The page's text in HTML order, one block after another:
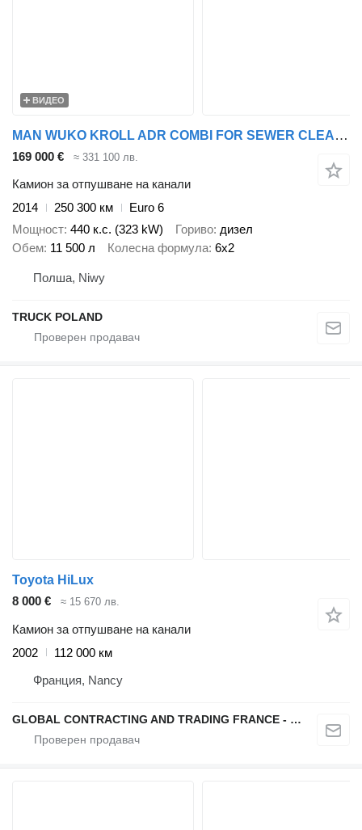
ВИДЕО
MAN WUKO KROLL ADR COMBI FOR SEWER CLEANING
169 000 € ≈ 331 100 лв.
Камион за отпушване на канали
2014
250 300 км
Euro 6
Мощност 440 к.с. (323 kW) Гориво дизел
Обем 11 500 л Колесна формула 6x2
Полша, Niwy
TRUCK POLAND
Toyota HiLux
8 000 €
≈ 15 670 лв.
Камион за отпушване на канали
2002
112 000 км
Франция, Nancy
GLOBAL CONTRACTING AND TRADING FRANCE - GCTF